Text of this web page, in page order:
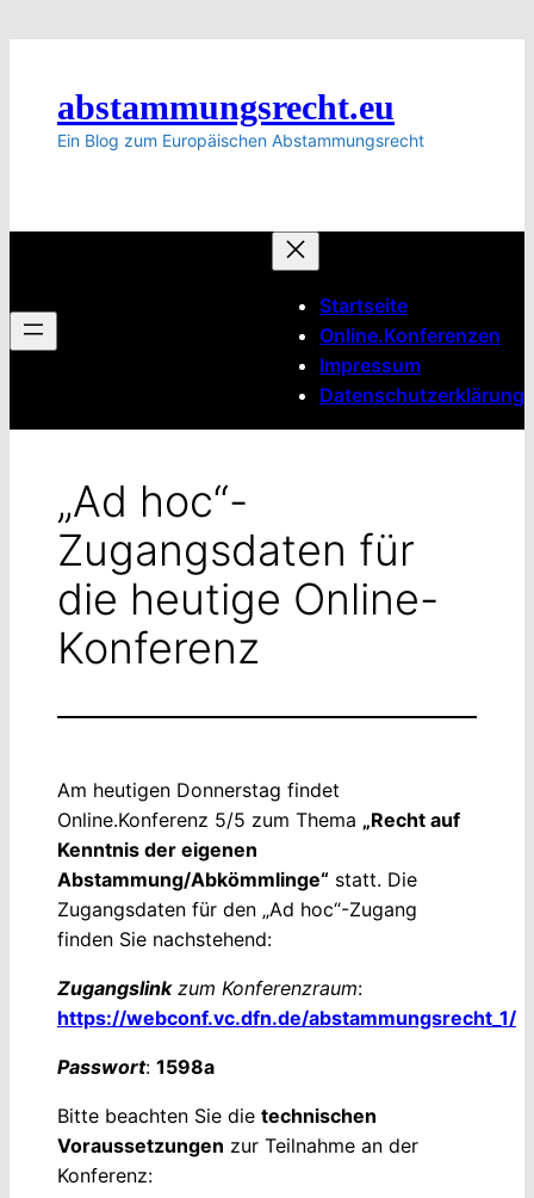
abstammungsrecht.eu
Ein Blog zum Europäischen Abstammungsrecht
Startseite
Online.Konferenzen
Impressum
Datenschutzerklärung
„Ad hoc“-
Zugangsdaten für
die heutige Online-
Konferenz
Am heutigen Donnerstag findet
Online.Konferenz 5/5 zum Thema „Recht auf
Kenntnis der eigenen
Abstammung/Abkömmlinge“ statt. Die
Zugangsdaten für den „Ad hoc“-Zugang
finden Sie nachstehend:
Zugangslinkzum Konferenzraum:
https://webconf.vc.dfn.de/abstammungsrecht_1/
Passwort: 1598a
Bitte beachten Sie die technischen
Voraussetzungen zur Teilnahme an der
Konferenz: